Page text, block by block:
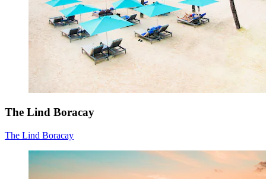
The Lind Boracay
The Lind Boracay